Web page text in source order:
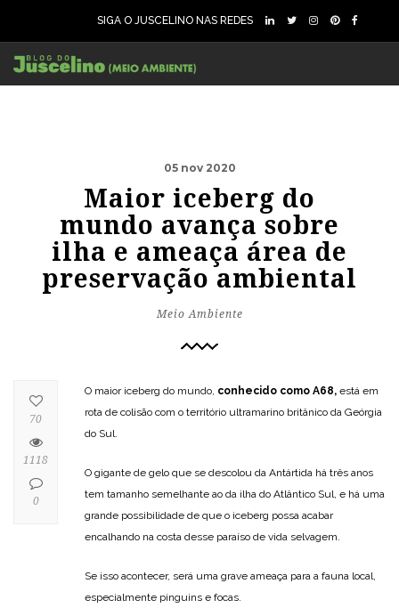
SIGA O JUSCELINO NAS REDES
05 nov 2020
Maior iceberg do
mundo avança sobre
ilha e ameaça área de
preservação ambiental
Meio Ambiente
O maior iceberg do mundo, conhecido como A68, está em
rota de colisão com o território ultramarino britânico da Geórgia
do Sul.
O gigante de gelo que se descolou da Antártida há três anos
tem tamanho semelhante ao da ilha do Atlântico Sul, e há uma
grande possibilidade de que o iceberg possa acabar
encalhando na costa desse paraíso de vida selvagem.
Se isso acontecer, será uma grave ameaça para a fauna local,
especialmente pinguins e focas.
70
1118
0